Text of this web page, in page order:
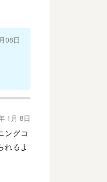
08日
1月 8日
ングコ
れるよ